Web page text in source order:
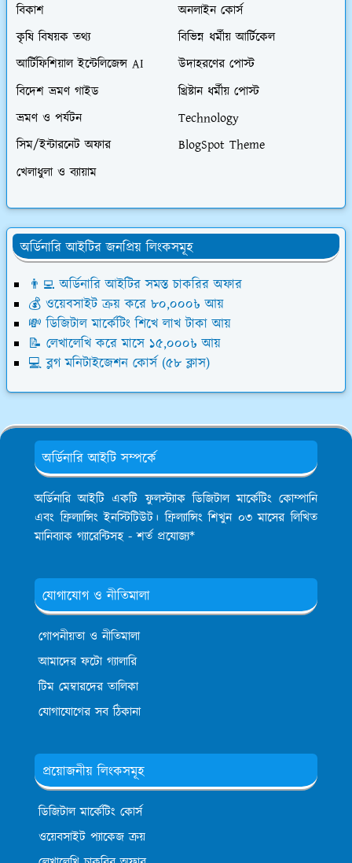
বিকাশ
অনলাইন কোর্স
কৃষি বিষয়ক তথ্য
বিভিন্ন ধর্মীয় আর্টিকেল
আর্টিফিশিয়াল ইন্টেলিজেন্স AI
উদাহরণের পোস্ট
বিদেশ ভ্রমণ গাইড
খ্রিষ্টান ধর্মীয় পোস্ট
ভ্রমণ ও পর্যটন
Technology
সিম/ইন্টারনেট অফার
BlogSpot Theme
খেলাধুলা ও ব্যায়াম
অর্ডিনারি আইটির জনপ্রিয় লিংকসমূহ
👨‍💻 অর্ডিনারি আইটির সমস্ত চাকরির অফার
💰 ওয়েবসাইট ক্রয় করে ৮০,০০০৳ আয়
💸 ডিজিটাল মার্কেটিং শিখে লাখ টাকা আয়
📝 লেখালেখি করে মাসে ১৫,০০০৳ আয়
💻 ব্লগ মনিটাইজেশন কোর্স (৫৮ ক্লাস)
অর্ডিনারি আইটি সম্পর্কে
অর্ডিনারি আইটি একটি ফুলস্ট্যাক ডিজিটাল মার্কেটিং কোম্পানি
এবং ফ্রিল্যান্সিং ইনস্টিটিউট। ফ্রিল্যান্সিং শিখুন ০৩ মাসের লিখিত
মানিব্যাক গ্যারেন্টিসহ - শর্ত প্রযোজ্য*
যোগাযোগ ও নীতিমালা
গোপনীয়তা ও নীতিমালা
আমাদের ফটো গ্যালারি
টিম মেম্বারদের তালিকা
যোগাযোগের সব ঠিকানা
প্রয়োজনীয় লিংকসমূহ
ডিজিটাল মার্কেটিং কোর্স
ওয়েবসাইট প্যাকেজ ক্রয়